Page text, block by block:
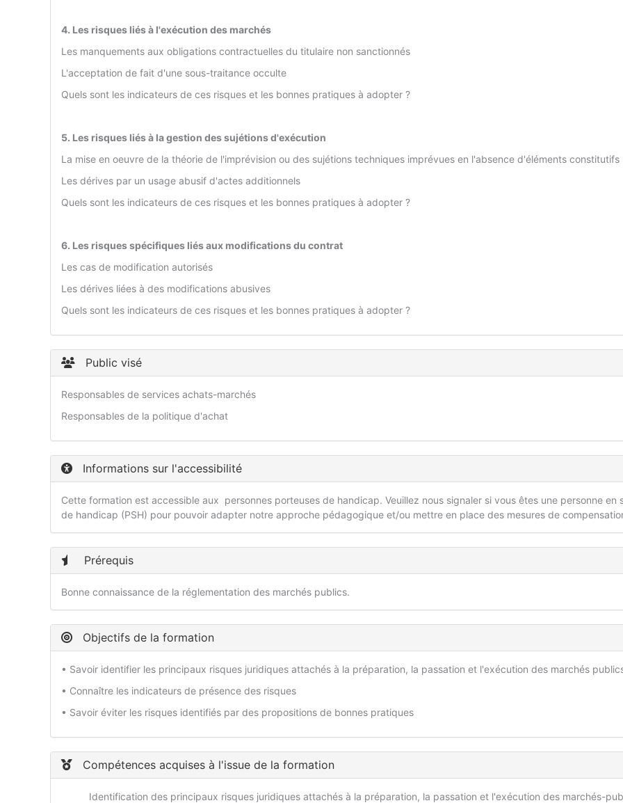
4. Les risques liés à l'exécution des marchés
Les manquements aux obligations contractuelles du titulaire non sanctionnés
L'acceptation de fait d'une sous-traitance occulte
Quels sont les indicateurs de ces risques et les bonnes pratiques à adopter ?
5. Les risques liés à la gestion des sujétions d'exécution
La mise en oeuvre de la théorie de l'imprévision ou des sujétions techniques imprévues en l'absence d'éléments constitutifs
Les dérives par un usage abusif d'actes additionnels
Quels sont les indicateurs de ces risques et les bonnes pratiques à adopter ?
6. Les risques spécifiques liés aux modifications du contrat
Les cas de modification autorisés
Les dérives liées à des modifications abusives
Quels sont les indicateurs de ces risques et les bonnes pratiques à adopter ?
Public visé
Responsables de services achats-marchés
Responsables de la politique d'achat
Informations sur l'accessibilité
Cette formation est accessible aux personnes porteuses de handicap. Veuillez nous signaler si vous êtes une personne en
de handicap (PSH) pour pouvoir adapter notre approche pédagogique et/ou mettre en place des mesures de
Prérequis
Bonne connaissance de la réglementation des marchés publics.
Objectifs de la formation
• Savoir identifier les principaux risques juridiques attachés à la préparation, la passation et l'exécution des marchés
• Connaître les indicateurs de présence des risques
• Savoir éviter les risques identifiés par des propositions de bonnes pratiques
Compétences acquises à l'issue de la formation
Identification des principaux risques juridiques attachés à la préparation, la passation et l'exécution des marchés-